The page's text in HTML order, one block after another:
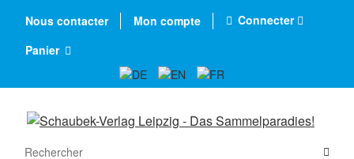
Nous contacter Mon compte
Connecter
Panier